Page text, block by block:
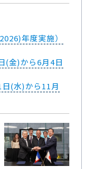
年度実施）
(金)から6月4日
(水)から11月